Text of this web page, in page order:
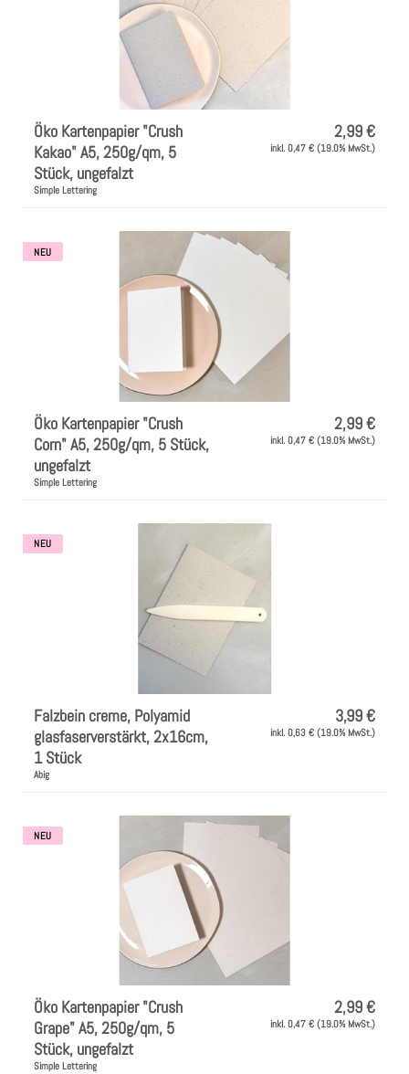
Öko Kartenpapier "Crush
Kakao" A5, 250g/qm, 5
Stück, ungefalzt
Simple Lettering
2,99 €
inkl. 0,47 € (19.0% MwSt.)
NEU
Öko Kartenpapier "Crush
Corn" A5, 250g/qm, 5 Stück,
ungefalzt
Simple Lettering
2,99 €
inkl. 0,47 € (19.0% MwSt.)
NEU
Falzbein creme, Polyamid
glasfaserverstärkt, 2x16cm,
1 Stück
Abig
3,99 €
inkl. 0,63 € (19.0% MwSt.)
NEU
Öko Kartenpapier "Crush
Grape" A5, 250g/qm, 5
Stück, ungefalzt
Simple Lettering
2,99 €
inkl. 0,47 € (19.0% MwSt.)